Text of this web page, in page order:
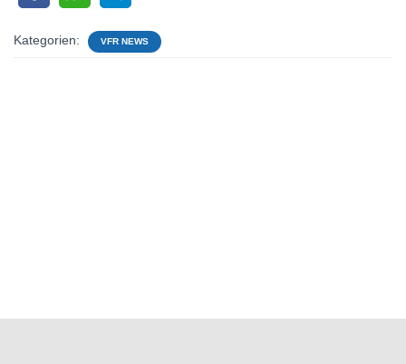
Kategorien: VFR NEWS